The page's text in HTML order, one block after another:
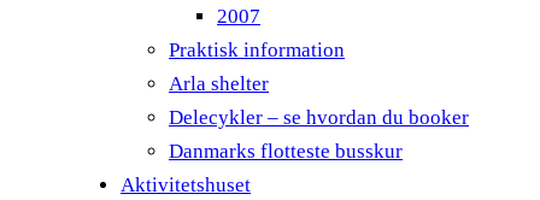
2007
Praktisk information
Arla shelter
Delecykler – se hvordan du booker
Danmarks flotteste busskur
Aktivitetshuset